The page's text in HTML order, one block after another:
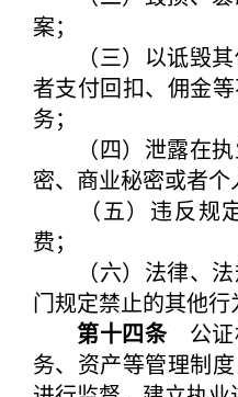
案；
（三）以诋毁其
者支付回扣、佣金
务；
（四）泄露在执
密、商业秘密或者个
（五）违反规定
费；
（六）法律、法
门规定禁止的其他行
第十四条公证
务、资产等管理制